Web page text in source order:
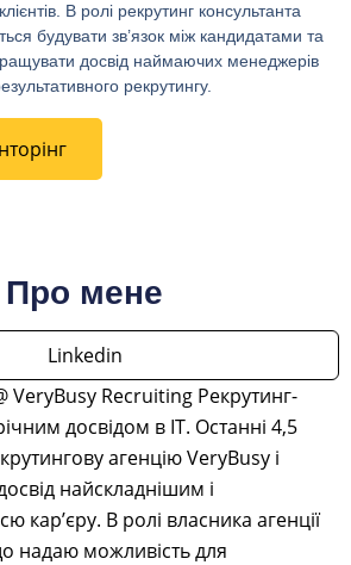
В ролі рекрутинг консультанта
будувати зв’язок між кандидатами та
досвід наймаючих менеджерів
рекрутингу.
Про мене
Linkedin
VeryBusy Recruiting Рекрутинг-
досвідом в IT. Останні 4,5
агенцію VeryBusy і
найскладнішим і
кар’єру. В ролі власника агенції
надаю можливість для